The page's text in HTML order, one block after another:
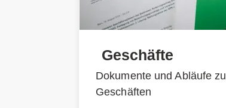
Geschäfte
Dokumente und Abläufe zu
Geschäften